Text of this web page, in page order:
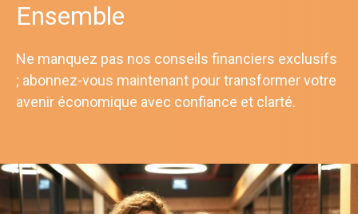
Ensemble
Ne manquez pas nos conseils financiers exclusifs
; abonnez-vous maintenant pour transformer votre
avenir économique avec confiance et clarté.